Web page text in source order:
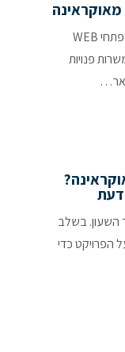
בעולם המודרני של פיתוח תוכנה ומפתחי WEB
יותר מ-30 אלף משרות פנויות
השעון. בשלב
הפרויקט כדי